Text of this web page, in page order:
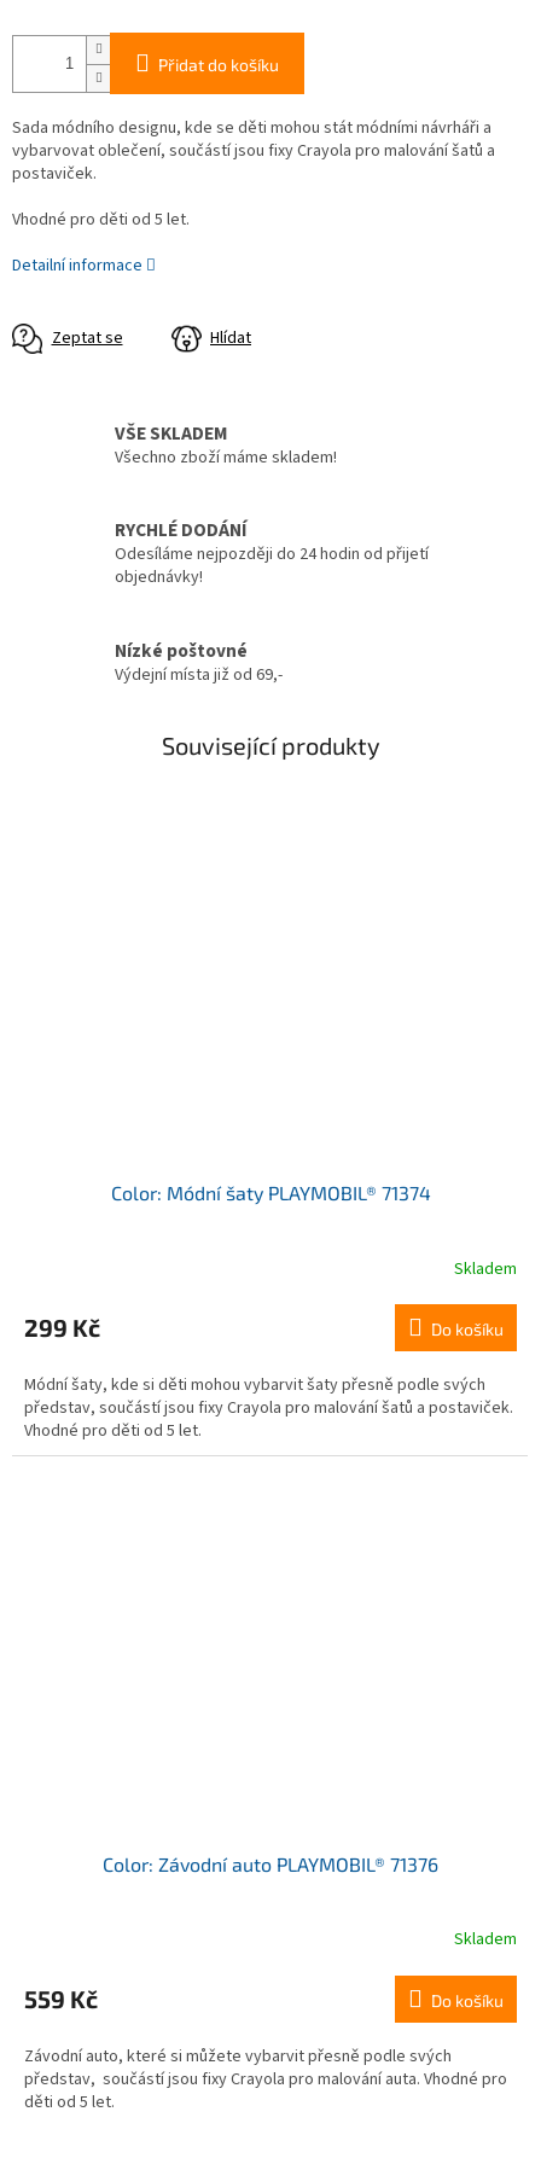
Přidat do košíku
Sada módního designu, kde se děti mohou stát módními návrháři a
vybarvovat oblečení, součástí jsou fixy Crayola pro malování šatů a
postaviček.
Vhodné pro děti od 5 let.
Detailní informace
Zeptat se Hlídat
VŠE SKLADEM
Všechno zboží máme skladem!
RYCHLÉ DODÁNÍ
Odesíláme nejpozději do 24 hodin od přijetí
objednávky!
Nízké poštovné
Výdejní místa již od 69,-
Související produkty
Color: Módní šaty PLAYMOBIL® 71374
Skladem
299 Kč Do košíku
Módní šaty, kde si děti mohou vybarvit šaty přesně podle svých
představ, součástí jsou fixy Crayola pro malování šatů a postaviček.
Vhodné pro děti od 5 let.
Color: Závodní auto PLAYMOBIL® 71376
Skladem
559 Kč Do košíku
Závodní auto, které si můžete vybarvit přesně podle svých
představ, součástí jsou fixy Crayola pro malování auta. Vhodné pro
děti od 5 let.